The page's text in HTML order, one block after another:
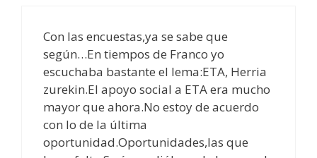
Con las encuestas,ya se sabe que
según…En tiempos de Franco yo
escuchaba bastante el lema:ETA, Herria
zurekin.El apoyo social a ETA era mucho
mayor que ahora.No estoy de acuerdo
con lo de la última
oportunidad.Oportunidades,las que